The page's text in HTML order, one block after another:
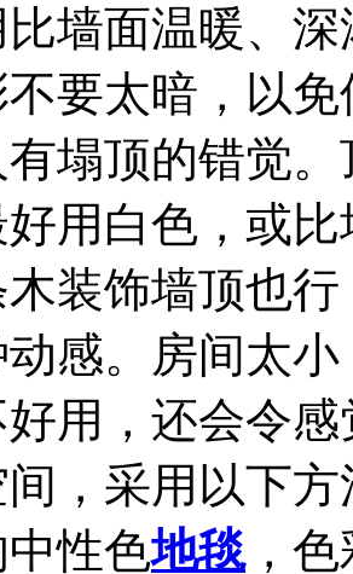
墙面温暖、
要太暗，以
有塌顶的错觉
用白色，或
装饰墙顶也
感。房间太
用，还会令
，采用以下
性色地毯，色